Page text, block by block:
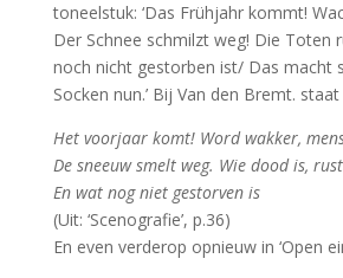
toneelstuk: ‘Das Frühjahr kommt!
Der Schnee schmilzt weg! Die Toten
noch nicht gestorben ist/ Das macht
Socken nun.’ Bij Van den Bremt. staat
Het voorjaar komt! Word wakker,
De sneeuw smelt weg. Wie dood is,
En wat nog niet gestorven is
(Uit: ‘Scenografie’, p.36)
En even verderop opnieuw in ‘Open